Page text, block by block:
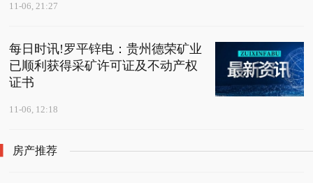
11-06, 21:27
每日时讯!罗平锌电：贵州德荣矿业
已顺利获得采矿许可证及不动产权
证书
11-06, 12:18
房产推荐